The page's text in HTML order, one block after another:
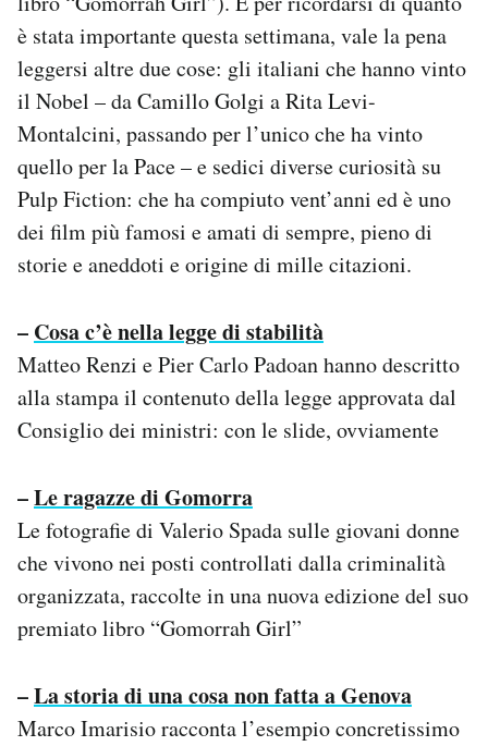
Hai bisogno di aiuto?
Esci
è stata importante questa settimana, vale la pena
leggersi altre due cose: gli italiani che hanno vinto
il Nobel – da Camillo Golgi a Rita Levi-
Montalcini, passando per l’unico che ha vinto
quello per la Pace – e sedici diverse curiosità su
Pulp Fiction: che ha compiuto vent’anni ed è uno
dei film più famosi e amati di sempre, pieno di
storie e aneddoti e origine di mille citazioni.
– Cosa c’è nella legge di stabilità
Matteo Renzi e Pier Carlo Padoan hanno descritto
alla stampa il contenuto della legge approvata dal
Consiglio dei ministri: con le slide, ovviamente
–Le ragazze di Gomorra
Le fotografie di Valerio Spada sulle giovani donne
che vivono nei posti controllati dalla criminalità
organizzata, raccolte in una nuova edizione del suo
premiato libro “Gomorrah Girl”
–La storia di una cosa non fatta a Genova
Marco Imarisio racconta l’esempio concretissimo